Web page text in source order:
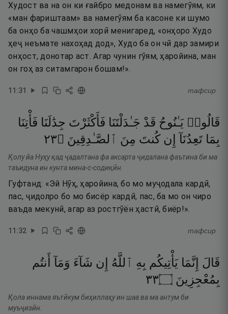
Худост ва на он ки ғайбро медонам ва намегӯям, ки
«ман фариштаам» ва намегӯям ба касоне ки шумо
ба онҳо ба чашмҳои хорӣ менигаред, «онҳоро Худо
ҳеҷ неъмате нахоҳад дод», Худо ба он чӣ дар замири
онҳост, донотар аст. Агар чунин гӯям, ҳаройина, ман
он гоҳ аз ситамгарон бошам!».
11:31 тафсир
قَالُوا۟ يَـٰنُوحُ قَدْ جَـٰدَلْتَنَا فَأَكْثَرْتَ جِدَٰلَنَا فَأْتِنَا
بِمَا تَعِدُنَآ إِن كُنتَ مِنَ ٱلصَّـٰدِقِينَ ۝٣٢
Қолу йа Нуҳу қад ҷадалтана фа аксарта ҷидалана фаътина би ма
таъидуна ин кунта мина-с-содиқӣн.
Гуфтанд: «Эй Нӯҳ, ҳаройина, бо мо муҷодала кардӣ,
пас, ҷидолро бо мо бисёр кардӣ, пас, ба мо он чиро
ваъда мекунӣ, агар аз ростгӯён ҳастӣ, биёр!».
11:32 тафсир
قَالَ إِنَّمَا يَأْتِيكُم بِهِ ٱللَّهُ إِن شَآءَ وَمَآ
أَنتُم
بِمُعْجِزِينَ ۝٣٣
Қола иннама яътӣкум биҳиллаҳу ин шаа ва ма антум би
муъҷизӣн.